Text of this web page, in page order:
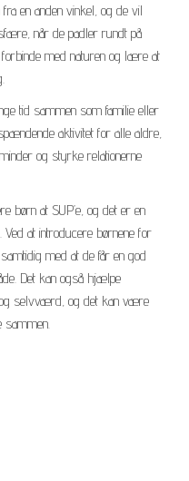
en anden vinkel, og de vil
når de padler rundt på
med naturen og lære at
tid sammen som familie eller
aktivitet for alle aldre,
og styrke relationerne
børn at SUP’e, og det er en
at introducere børnene for
med at de får en god
Det kan også hjælpe
selvværd, og det kan være
sammen.